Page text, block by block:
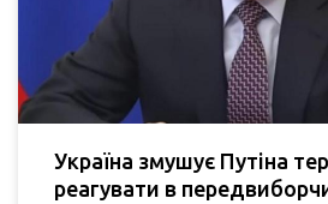
Україна змушує Путіна
реагувати в